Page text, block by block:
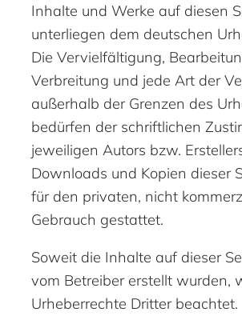
Inhalte und Werke auf diesen
unterliegen dem deutschen
Die Vervielfältigung,
Verbreitung und jede Art der
außerhalb der Grenzen des
bedürfen der schriftlichen
jeweiligen Autors bzw.
Downloads und Kopien dieser
für den privaten, nicht
Gebrauch gestattet.
Soweit die Inhalte auf dieser
vom Betreiber erstellt wurden,
Urheberrechte Dritter beachtet.